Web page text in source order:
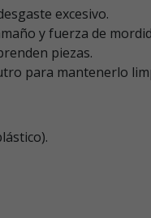
excesivo.
y fuerza de
piezas.
para mantenerlo